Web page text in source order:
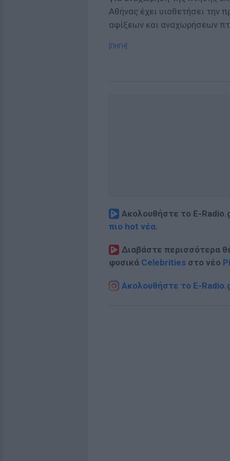
Αθήνας έχει υιοθετήσει την
αφίξεων και αναχωρήσεων
[ΠΗΓΗ]
Ακολουθήστε το E-
πιο hot νέα.
Διαβάστε περισσότερα
φυσικά Celebrities στο νέο
Ακολουθήστε το E-